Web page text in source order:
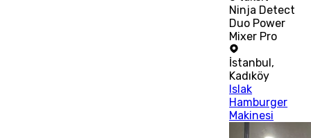
Ninja Detect
Duo Power
Mixer Pro
İstanbul,
Kadıköy
Islak
Hamburger
Makinesi